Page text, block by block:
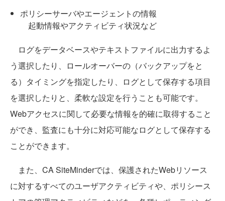
ポリシーサーバやエージェントの情報
起動情報やアクティビティ状況など
ログをデータベースやテキストファイルに出力するよ
う選択したり、ロールオーバーの（バックアップをと
る）タイミングを指定したり、ログとして保存する項目
を選択したりと、柔軟な設定を行うことも可能です。
Webアクセスに関して必要な情報を的確に取得すること
ができ、監査にも十分に対応可能なログとして保存する
ことができます。
また、CA SiteMinderでは、保護されたWebリソース
に対するすべてのユーザアクティビティや、ポリシース